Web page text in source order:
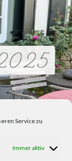
Service zu
Immer aktiv